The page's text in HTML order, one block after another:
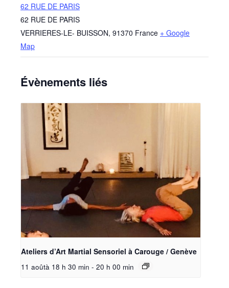
62 RUE DE PARIS
62 RUE DE PARIS
VERRIERES-LE- BUISSON, 91370 France + Google
Map
Évènements liés
Ateliers d’Art Martial Sensoriel à Carouge / Genève
11 aoûtà 18 h 30 min - 20 h 00 min